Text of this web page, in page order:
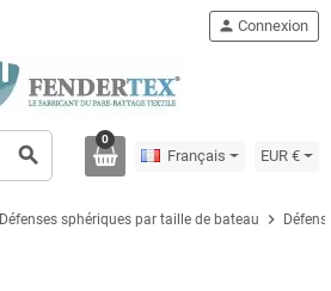
search
person Connexion
0
Français EUR €
Défenses sphériques par taille de bateau chevron_right